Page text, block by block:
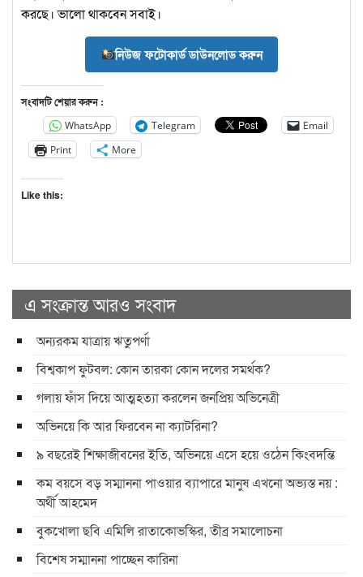
করছে। ভালো থাকবেন সবাই।
নিউজ ফটোকার্ড ডাউনলোড করুন
সংবাদটি শেয়ার করুন :
WhatsApp Telegram
Email
Print
More
Like this:
এ সংক্রান্ত আরও সংবাদ
অন্যরকম যাত্রায় ঋতুপর্ণা
বিশ্বকাপ ফুটবল: কোন তারকা কোন দলের সমর্থক?
গলায় ফাঁস দিয়ে আত্মহত্যা করলেন জনপ্রিয় অভিনেত্রী
অভিনয়ে কি আর ফিরবেন না ক্যাটরিনা?
৯ বছরেই শিক্ষাজীবনের ইতি, অভিনয়ে এসে হয়ে ওঠেন কিংবদন্তি
কম বয়সে বড় সম্মাননা পাওয়ার ব্যাপারে মানুষ এখনো অভ্যস্ত নয় :
অর্থী আহমেদ
বুকখোলা ছবি এমিলি রাতাকোভস্কির, তীব্র সমালোচনা
বিশেষ সম্মাননা পাচ্ছেন কারিনা